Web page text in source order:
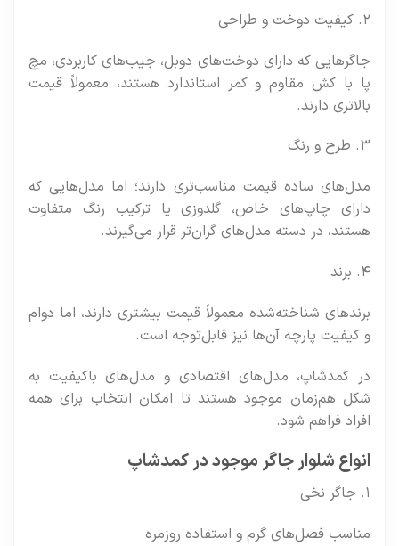
۲. کیفیت دوخت و طراحی
جاگرهایی که دارای دوخت‌های دوبل، جیب‌های کاربردی، مچ
پا با کش مقاوم و کمر استاندارد هستند، معمولاً قیمت
بالاتری دارند.
۳. طرح و رنگ
مدل‌های ساده قیمت مناسب‌تری دارند؛ اما مدل‌هایی که
دارای چاپ‌های خاص، گلدوزی یا ترکیب رنگ متفاوت
هستند، در دسته مدل‌های گران‌تر قرار می‌گیرند.
۴. برند
برندهای شناخته‌شده معمولاً قیمت بیشتری دارند، اما دوام
و کیفیت پارچه آن‌ها نیز قابل‌توجه است.
در کمدشاپ، مدل‌های اقتصادی و مدل‌های باکیفیت به
شکل هم‌زمان موجود هستند تا امکان انتخاب برای همه
افراد فراهم شود.
انواع شلوار جاگر موجود در کمدشاپ
مناسب فصل‌های گرم و استفاده روزمره